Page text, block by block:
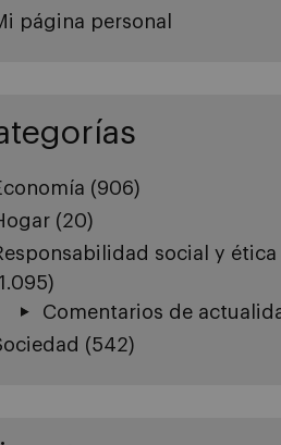
página personal
(906)
(20)
social y
Comentarios de
(542)